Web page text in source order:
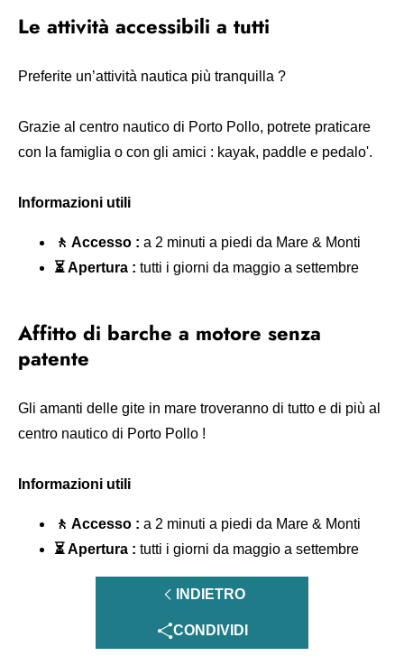
Le attività accessibili a tutti
Preferite un’attività nautica più tranquilla ?
Grazie al centro nautico di Porto Pollo, potrete praticare
con la famiglia o con gli amici : kayak, paddle e pedalo'.
Informazioni utili
🚶 Accesso : a 2 minuti a piedi da Mare & Monti
⏳ Apertura : tutti i giorni da maggio a settembre
Affitto di barche a motore senza
patente
Gli amanti delle gite in mare troveranno di tutto e di più al
centro nautico di Porto Pollo !
Informazioni utili
🚶 Accesso : a 2 minuti a piedi da Mare & Monti
⏳ Apertura : tutti i giorni da maggio a settembre
INDIETRO
CONDIVIDI